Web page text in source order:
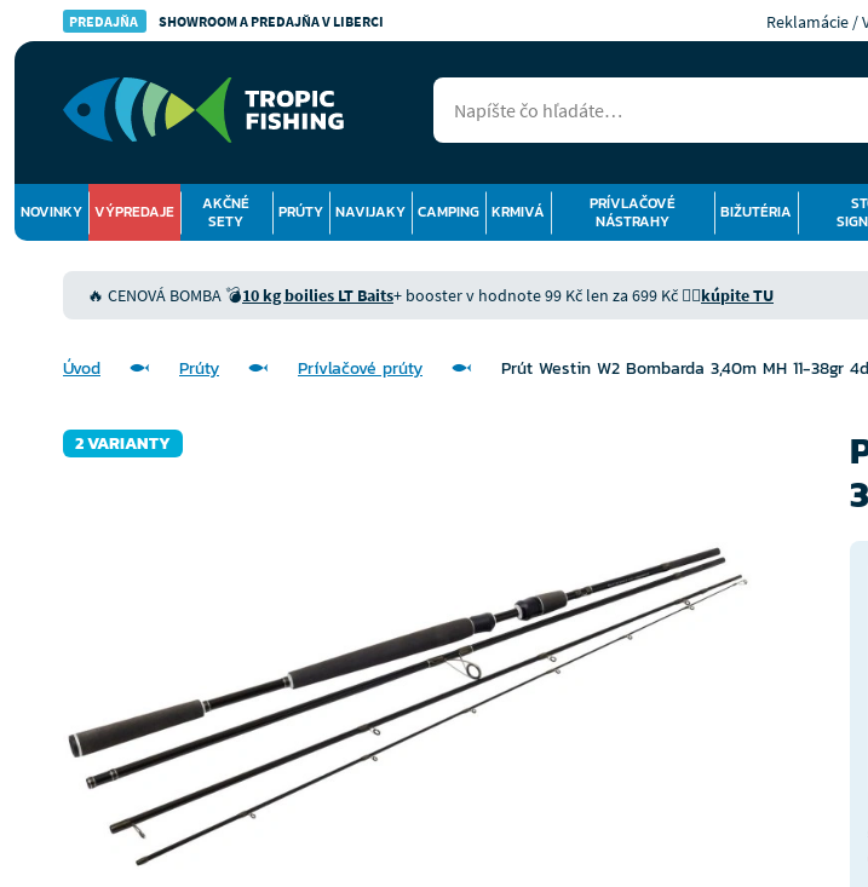
PREDAJŇA SHOWROOM A PREDAJŇA V LIBERCI Reklamácie /
NOVINKY VÝPREDAJE
AKČNÉ
SETY
PRÚTY NAVIJAKY CAMPING KRMIVÁ
PRÍVLAČOVÉ
NÁSTRAHY
BIŽUTÉRIA
🔥 CENOVÁ BOMBA 💣10 kg boilies LT Baits+ booster v hodnote 99 Kč len za 699 Kč 👉🏻kúpite TU
Úvod Prúty Prívlačové prúty Prút Westin W2 Bombarda 3,40m MH 11-38gr
2 VARIANTY